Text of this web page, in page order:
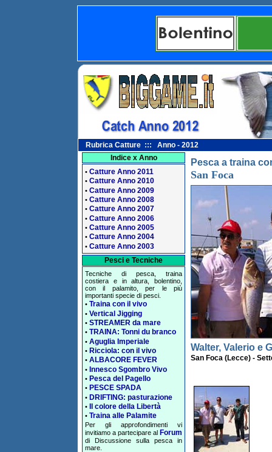
Rubrica Catture ::: Anno - 2012
Indice x Anno
• Catture Anno 2011
• Catture Anno 2010
• Catture Anno 2009
• Catture Anno 2008
• Catture Anno 2007
• Catture Anno 2006
• Catture Anno 2005
• Catture Anno 2004
• Catture Anno 2003
Pesci e Tecniche
Tecniche di pesca, traina
costiera e in altura, bolentino,
con il palamito, per le più
importanti specie di pesci.
• Traina con il vivo
• Vertical Jigging
• STREAMER da mare
• TRAINA: Tonni du branco
• Aguglia Imperiale
• Ricciola: con il vivo
• ALBACORE FEVER
• Innesco Sgombro Vivo
• Pesca del Pagello
• PESCE SPADA
• DRIFTING: pasturazione
• Il colore della Libertà
• Traina alle Palamite
Per gli approfondimenti vi
invitiamo a partecipare al Forum
di Discussione sulla pesca in
mare.
Pesca a traina
San Foca
Walter, Valerio e
San Foca (Lecce) -